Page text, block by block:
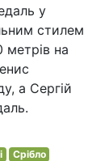
у
стилем
метрів на
а Сергій
Срібло